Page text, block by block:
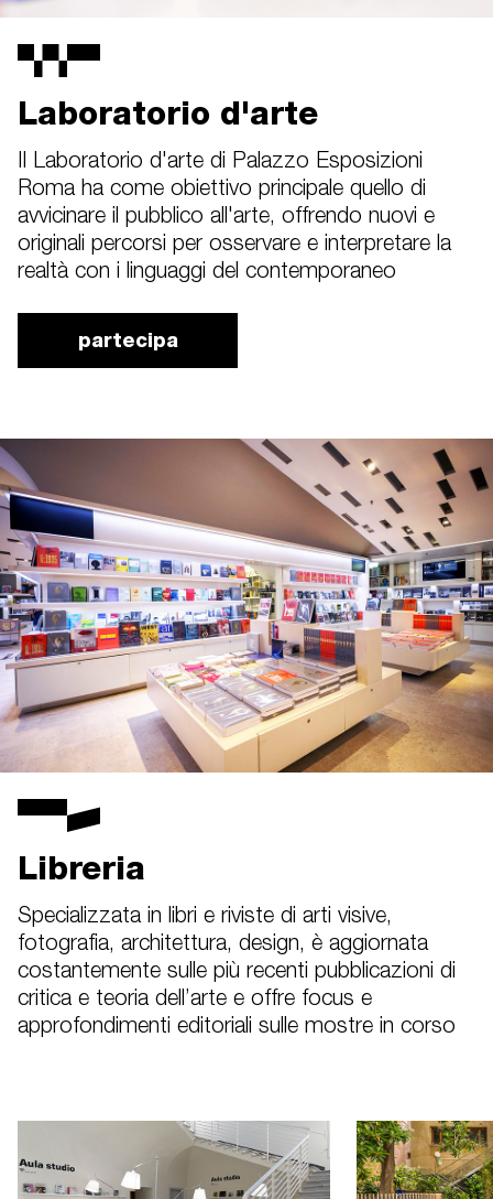
Laboratorio d'arte
Il Laboratorio d'arte di Palazzo Esposizioni
Roma ha come obiettivo principale quello di
avvicinare il pubblico all'arte, offrendo nuovi e
originali percorsi per osservare e interpretare la
realtà con i linguaggi del contemporaneo
partecipa
Libreria
Specializzata in libri e riviste di arti visive,
fotografia, architettura, design, è aggiornata
costantemente sulle più recenti pubblicazioni di
critica e teoria dell’arte e offre focus e
approfondimenti editoriali sulle mostre in corso